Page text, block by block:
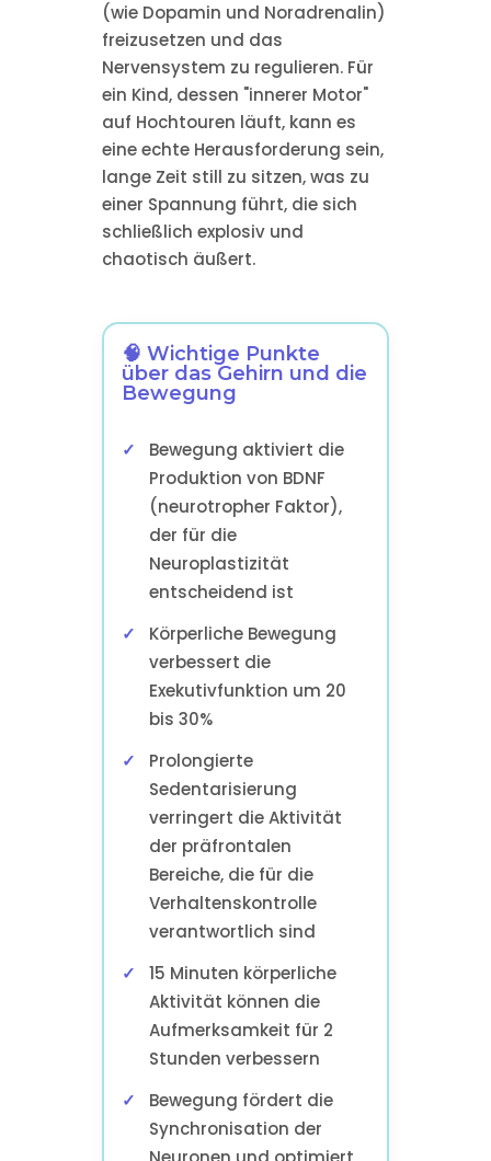
(wie Dopamin und Noradrenalin)
freizusetzen und das
Nervensystem zu regulieren. Für
ein Kind, dessen "innerer Motor"
auf Hochtouren läuft, kann es
eine echte Herausforderung sein,
lange Zeit still zu sitzen, was zu
einer Spannung führt, die sich
schließlich explosiv und
chaotisch äußert.
🧠 Wichtige Punkte
über das Gehirn und die
Bewegung
Bewegung aktiviert die
Produktion von BDNF
(neurotropher Faktor),
der für die
Neuroplastizität
entscheidend ist
Körperliche Bewegung
verbessert die
Exekutivfunktion um 20
bis 30%
Prolongierte
Sedentarisierung
verringert die Aktivität
der präfrontalen
Bereiche, die für die
Verhaltenskontrolle
verantwortlich sind
15 Minuten körperliche
Aktivität können die
Aufmerksamkeit für 2
Stunden verbessern
Bewegung fördert die
Synchronisation der